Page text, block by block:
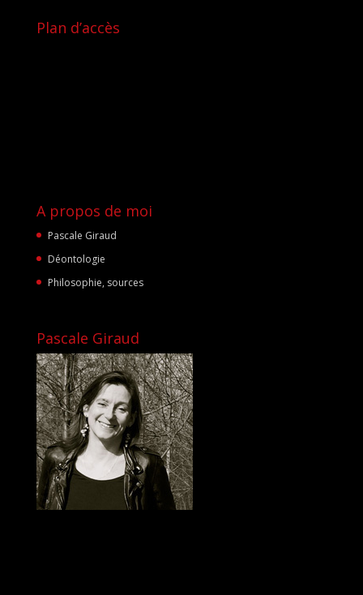
Plan d’accès
A propos de moi
Pascale Giraud
Déontologie
Philosophie, sources
Pascale Giraud